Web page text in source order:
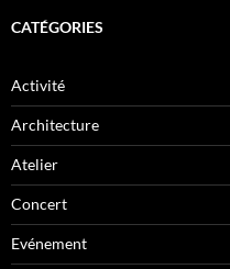
CATÉGORIES
Activité
Architecture
Atelier
Concert
Evénement